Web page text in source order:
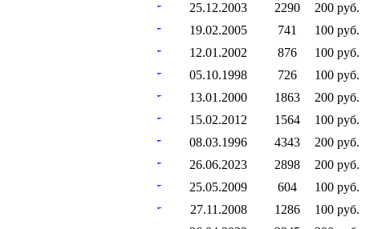
25.12.2003 2290
200 руб.
19.02.2005 741
100 руб.
12.01.2002 876
100 руб.
05.10.1998 726
100 руб.
13.01.2000 1863
200 руб.
15.02.2012 1564
100 руб.
08.03.1996 4343
200 руб.
26.06.2023 2898
200 руб.
25.05.2009 604
100 руб.
27.11.2008 1286
100 руб.